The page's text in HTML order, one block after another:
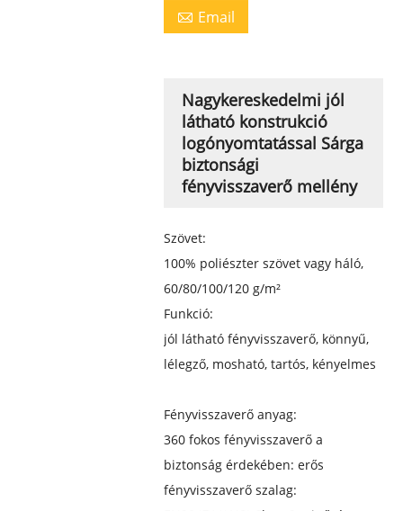
 Email
Nagykereskedelmi jól
látható konstrukció
logónyomtatással Sárga
biztonsági
fényvisszaverő mellény
Szövet:
100% poliészter szövet vagy háló,
60/80/100/120 g/m²
Funkció:
jól látható fényvisszaverő, könnyű,
lélegző, mosható, tartós, kényelmes
Fényvisszaverő anyag:
360 fokos fényvisszaverő a
biztonság érdekében: erős
fényvisszaverő szalag: